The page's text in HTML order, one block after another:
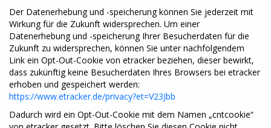
Der Datenerhebung und -speicherung können Sie jederzeit mit
Wirkung für die Zukunft widersprechen. Um einer
Datenerhebung und -speicherung Ihrer Besucherdaten für die
Zukunft zu widersprechen, können Sie unter nachfolgendem
Link ein Opt-Out-Cookie von etracker beziehen, dieser bewirkt,
dass zukünftig keine Besucherdaten Ihres Browsers bei etracker
erhoben und gespeichert werden:
https://www.etracker.de/privacy?et=V23Jbb
Dadurch wird ein Opt-Out-Cookie mit dem Namen „cntcookie“